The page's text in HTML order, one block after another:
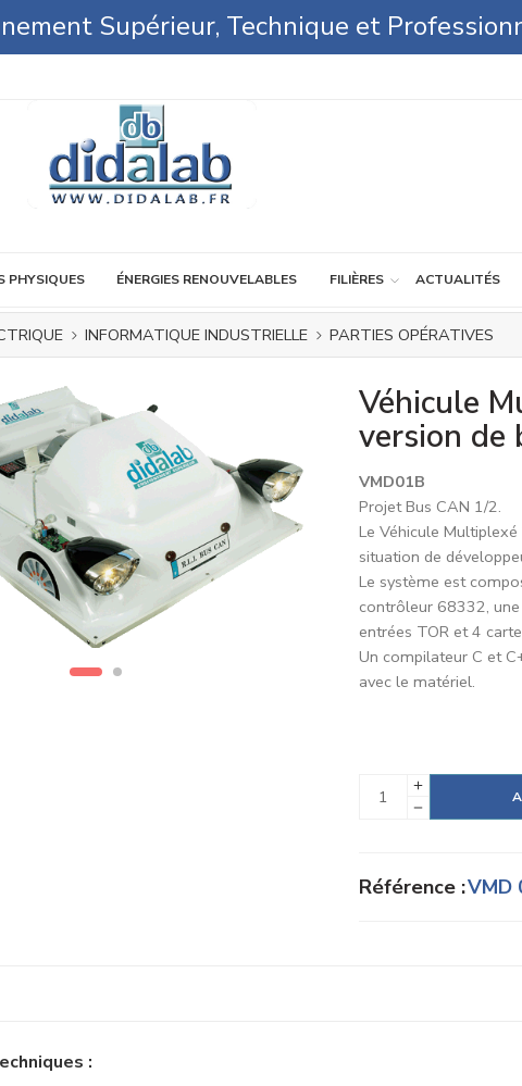
Supérieur, Technique et
PHYSIQUES ÉNERGIES RENOUVELABLES FILIÈRES ACTUALITÉS
INFORMATIQUE INDUSTRIELLE PARTIES OPÉRATIVES
Véhicule
version de
VMD01B
Projet Bus CAN 1/2.
Le Véhicule
situation de
Le système est
contrôleur 68332,
entrées TOR et 4
Un compilateur C et
avec le matériel.
Alternative:
Référence :VMD
: